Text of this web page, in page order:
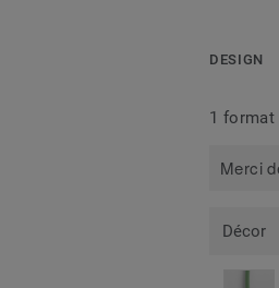
DESIGN
1 format
Merci
Décor